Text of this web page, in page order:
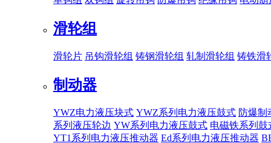
滑轮组
滑轮片 吊钩滑轮组 铸钢滑轮组 轧制滑轮组 铸铁滑
制动器
YWZ电力液压块式 YWZ系列电力液压鼓式 防爆制
系列液压轮边 YW系列电力液压鼓式 电磁铁系列鼓
YT1系列电力液压推动器 Ed系列电力液压推动器